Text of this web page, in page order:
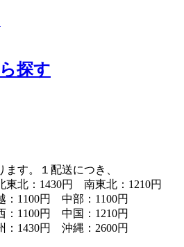
探す
す。１配送につき、
北：1430円 南東北：1210円
1100円 中部：1100円
1100円 中国：1210円
：1430円 沖縄：2600円